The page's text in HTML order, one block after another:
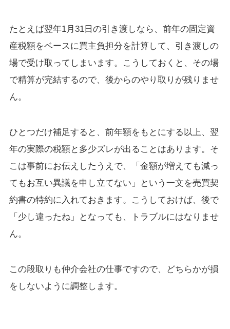
たとえば翌年1月31日の引き渡しなら、前年の固定資
産税額をベースに買主負担分を計算して、引き渡しの
場で受け取ってしまいます。こうしておくと、その場
で精算が完結するので、後からのやり取りが残りませ
ん。
ひとつだけ補足すると、前年額をもとにする以上、翌
年の実際の税額と多少ズレが出ることはあります。そ
こは事前にお伝えしたうえで、「金額が増えても減っ
てもお互い異議を申し立てない」という一文を売買契
約書の特約に入れておきます。こうしておけば、後で
「少し違ったね」となっても、トラブルにはなりませ
ん。
この段取りも仲介会社の仕事ですので、どちらかが損
をしないように調整します。